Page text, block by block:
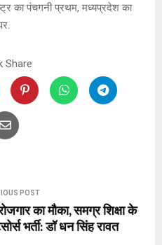
का पंचगनी प्रथम, मध्यप्रदेश का
Share
POST
का मौका, समग्र शिक्षा के
भर्ती: डॉ धन सिंह रावत